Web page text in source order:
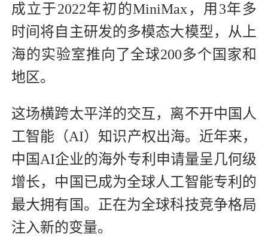
成立于2022年初的MiniMax，用3年多
时间将自主研发的多模态大模型，从上
海的实验室推向了全球200多个国家和
地区。
这场横跨太平洋的交互，离不开中国人
工智能（AI）知识产权出海。近年来，
中国AI企业的海外专利申请量呈几何级
增长，中国已成为全球人工智能专利的
最大拥有国。正在为全球科技竞争格局
注入新的变量。